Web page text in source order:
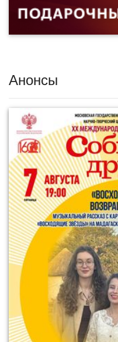
Анонсы